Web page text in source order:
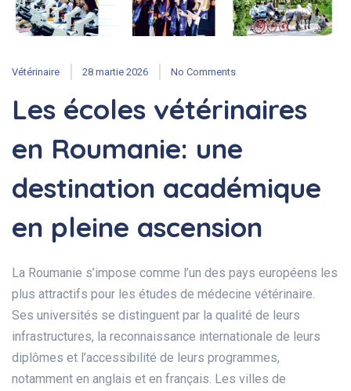
Vétérinaire 28 martie 2026 No Comments
Les écoles vétérinaires
en Roumanie: une
destination académique
en pleine ascension
La Roumanie s’impose comme l’un des pays européens les
plus attractifs pour les études de médecine vétérinaire.
Ses universités se distinguent par la qualité de leurs
infrastructures, la reconnaissance internationale de leurs
diplômes et l’accessibilité de leurs programmes,
notamment en anglais et en français. Les villes de